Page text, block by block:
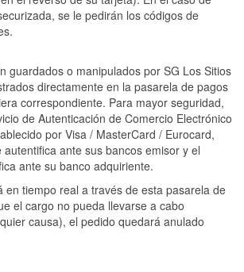
se le pedirán los códigos de
guardados o manipulados por SG Los Sitios
directamente en la pasarela de pagos
correspondiente. Para mayor seguridad,
de Autenticación de Comercio Electrónico
por Visa / MasterCard / Eurocard,
ante sus bancos emisor y el
ante su banco adquiriente.
en tiempo real a través de esta pasarela de
el cargo no pueda llevarse a cabo
causa), el pedido quedará anulado